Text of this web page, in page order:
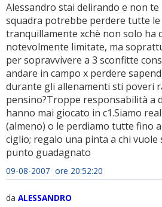
Alessandro stai delirando e non te
squadra potrebbe perdere tutte
tranquillamente xchè non solo ha
notevolmente limitate, ma
per sopravvivere a 3 sconfitte
andare in campo x perdere
durante gli allenamenti sti poveri
pensino?Troppe responsabilità a
hanno mai giocato in c1.Siamo
(almeno) o le perdiamo tutte fino
ciglio; regalo una pinta a chi
punto guadagnato
09-08-2007 ore 20:52:20
da ALESSANDRO